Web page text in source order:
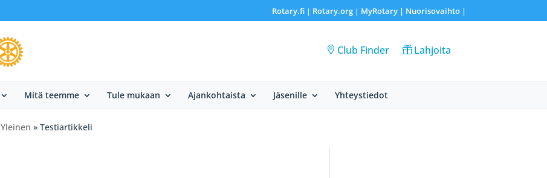
Rotary.fi| Rotary.org| MyRotary | Nuorisovaihto|
Club Finder Lahjoita
Mitä teemme Tule mukaan Ajankohtaista Jäsenille Yhteystiedot
Yleinen » Testiartikkeli